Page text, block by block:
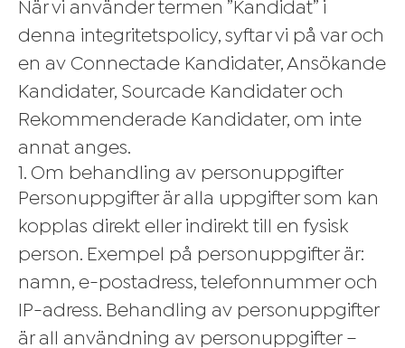
När vi använder termen ”Kandidat” i
denna integritetspolicy, syftar vi på var och
en av Connectade Kandidater, Ansökande
Kandidater, Sourcade Kandidater och
Rekommenderade Kandidater, om inte
annat anges.
1. Om behandling av personuppgifter
Personuppgifter är alla uppgifter som kan
kopplas direkt eller indirekt till en fysisk
person. Exempel på personuppgifter är:
namn, e-postadress, telefonnummer och
IP-adress. Behandling av personuppgifter
är all användning av personuppgifter –